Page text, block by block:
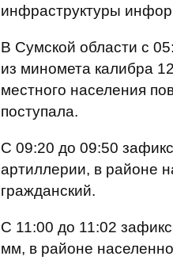
инфраструктуры
В Сумской области с
из миномета калибра
местного населения
поступала.
С 09:20 до 09:50
артиллерии, в районе
гражданский.
С 11:00 до 11:02
мм, в районе